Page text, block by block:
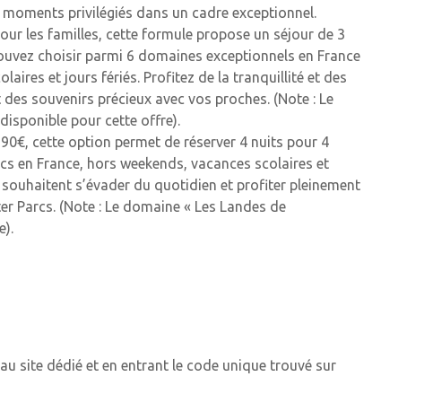
privilégiés dans un cadre exceptionnel.
les familles, cette formule propose un séjour de 3
choisir parmi 6 domaines exceptionnels en France
et jours fériés. Profitez de la tranquillité et des
souvenirs précieux avec vos proches. (Note : Le
disponible pour cette offre).
cette option permet de réserver 4 nuits pour 4
en France, hors weekends, vacances scolaires et
s’évader du quotidien et profiter pleinement
Parcs. (Note : Le domaine « Les Landes de
site dédié et en entrant le code unique trouvé sur